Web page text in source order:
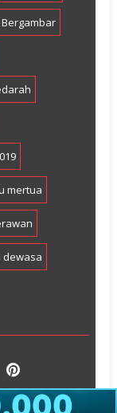
mertua
dewasa